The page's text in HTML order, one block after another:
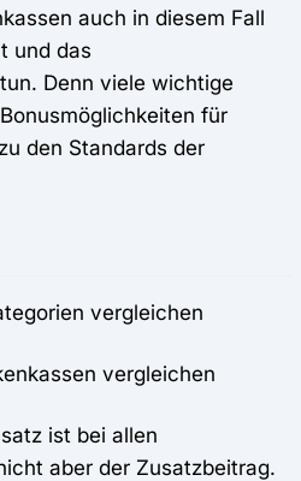
auch in diesem Fall
und das
Denn viele wichtige
für
den Standards der
vergleichen
vergleichen
ist bei allen
aber der Zusatzbeitrag.